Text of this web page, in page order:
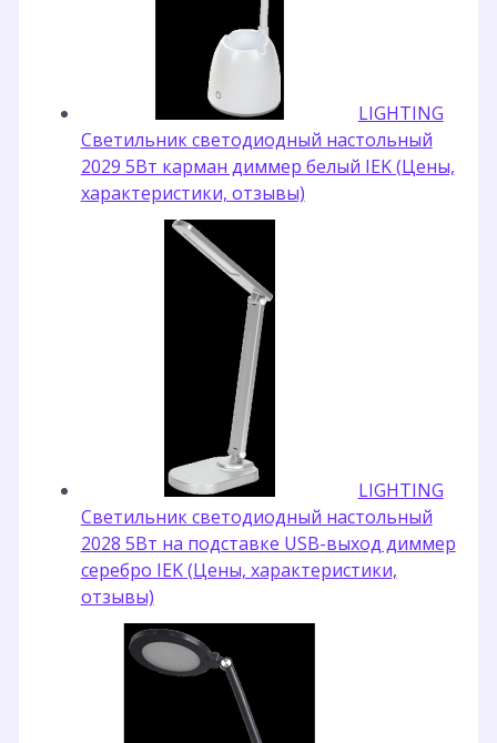
LIGHTING
Светильник светодиодный настольный
2029 5Вт карман диммер белый IEK (Цены,
характеристики, отзывы)
LIGHTING
Светильник светодиодный настольный
2028 5Вт на подставке USB-выход диммер
серебро IEK (Цены, характеристики,
отзывы)